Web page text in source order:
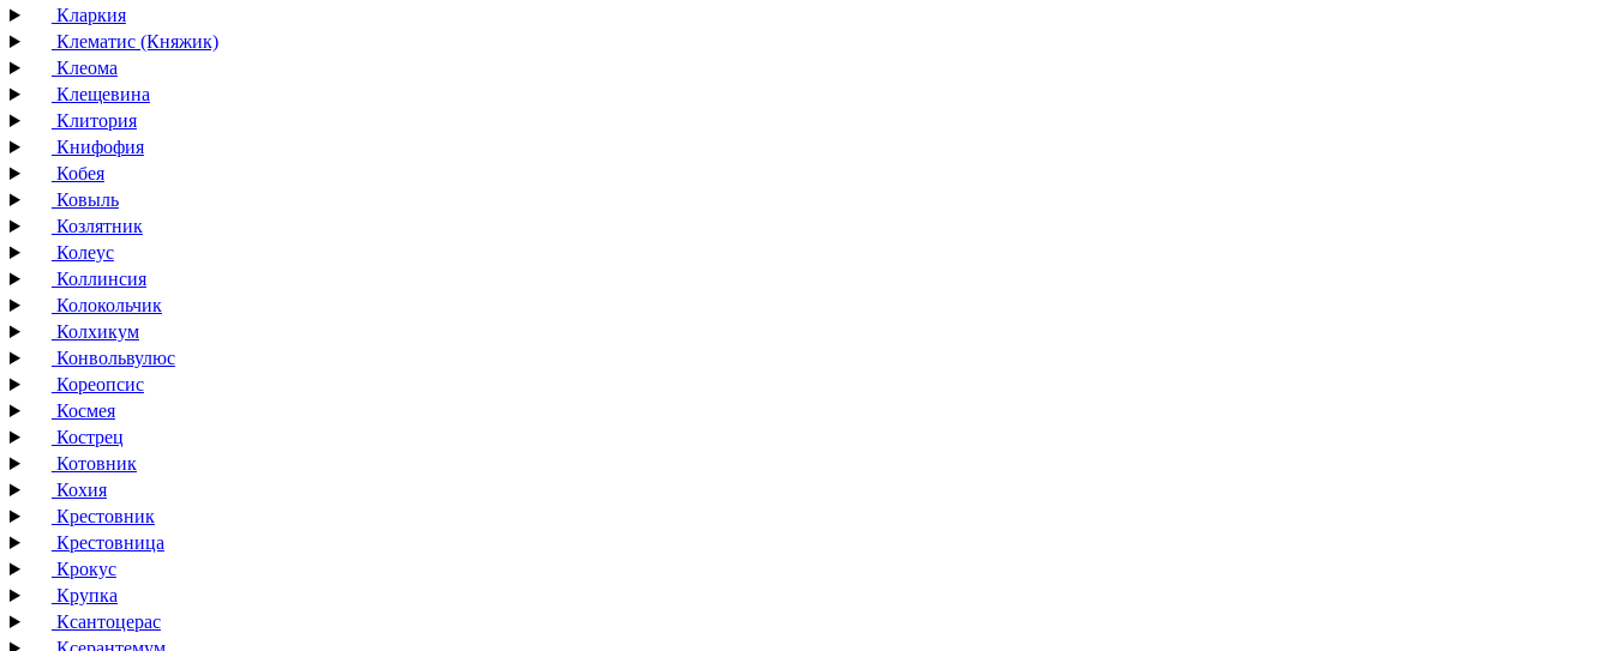
Кларкия
Клематис (Княжик)
Клеома
Клещевина
Клитория
Книфофия
Кобея
Ковыль
Козлятник
Колеус
Коллинсия
Колокольчик
Колхикум
Конвольвулюс
Кореопсис
Космея
Кострец
Котовник
Кохия
Крестовник
Крестовница
Крокус
Крупка
Ксантоцерас